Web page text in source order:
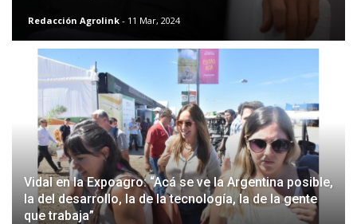
Redacción Agrolink - 11 Mar, 2024
Vidal en la Expoagro: “Acá se ve la Argentina posible,
la del desarrollo, la de la tecnología, la de la gente
que trabaja”